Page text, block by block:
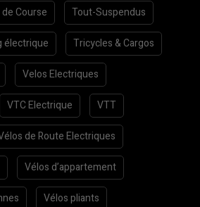
Course Tout-Suspendus
électrique Tricycles & Cargos
Velos Electriques
VTC Electrique VTT
de Route Electriques
Vélos d’appartement
Vélos pliants